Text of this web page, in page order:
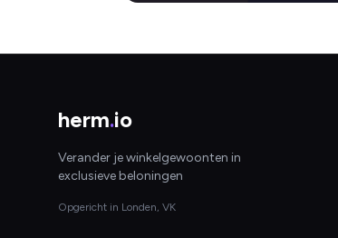
herm.io
Verander je winkelgewoonten in
exclusieve beloningen
Opgericht in Londen, VK